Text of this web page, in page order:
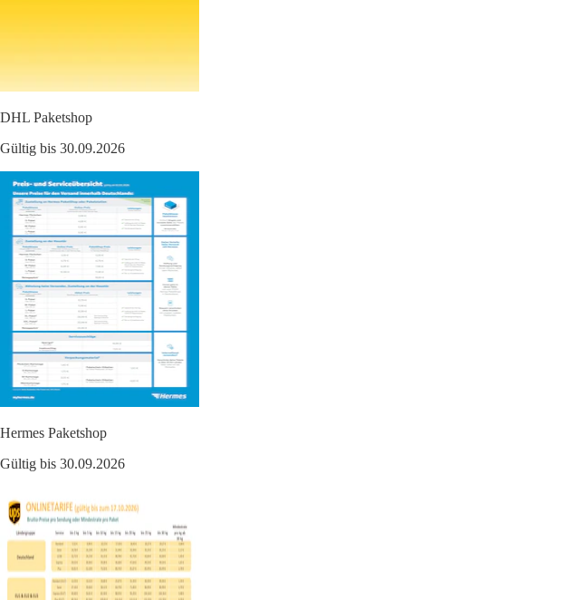
DHL Paketshop
Gültig bis 30.09.2026
Hermes Paketshop
Gültig bis 30.09.2026